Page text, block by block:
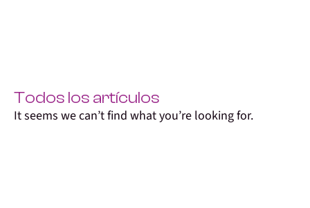
Todos los artículos
It seems we can’t find what you’re looking for.